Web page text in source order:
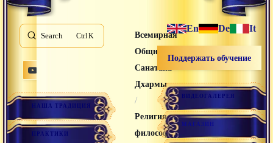
Search K
НАША ТРАДИЦИЯ
ПРАКТИКИ
Всемирная
Община
Санатана
Дхармы
/
Религия и
философия
En De It
Поддержать обучение
ВИДЕОГАЛЕРЕЯ
МАГАЗИН